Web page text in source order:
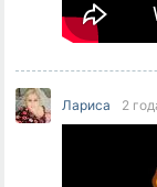
Лариса 2